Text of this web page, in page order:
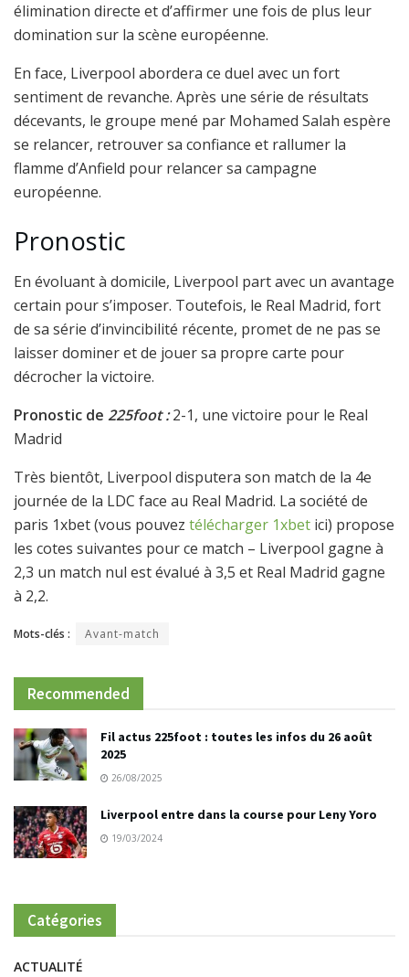
élimination directe et d’affirmer une fois de plus leur
domination sur la scène européenne.
En face, Liverpool abordera ce duel avec un fort
sentiment de revanche. Après une série de résultats
décevants, le groupe mené par Mohamed Salah espère
se relancer, retrouver sa confiance et rallumer la
flamme d’Anfield pour relancer sa campagne
européenne.
Pronostic
En évoluant à domicile, Liverpool part avec un avantage
certain pour s’imposer. Toutefois, le Real Madrid, fort
de sa série d’invincibilité récente, promet de ne pas se
laisser dominer et de jouer sa propre carte pour
décrocher la victoire.
Pronostic de 225foot :2-1, une victoire pour le Real
Madrid
Très bientôt, Liverpool disputera son match de la 4e
journée de la LDC face au Real Madrid. La société de
paris 1xbet (vous pouvez télécharger 1xbet ici) propose
les cotes suivantes pour ce match – Liverpool gagne à
2,3 un match nul est évalué à 3,5 et Real Madrid gagne
à 2,2.
Mots-clés : Avant-match
Recommended
Fil actus 225foot : toutes les infos du 26 août
2025
26/08/2025
Liverpool entre dans la course pour Leny Yoro
19/03/2024
Catégories
ACTUALITÉ